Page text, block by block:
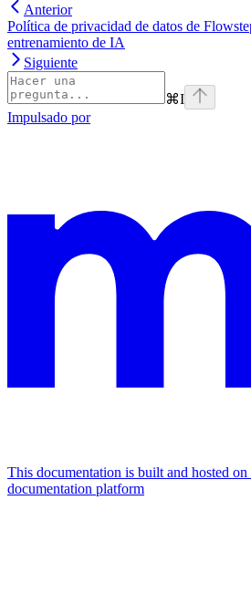
Anterior
Política de privacidad de datos de
entrenamiento de IA
Siguiente
⌘I
Impulsado por
This documentation is built and hosted
documentation platform